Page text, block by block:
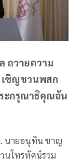
ถวายความ
เชิญชวนพสก
ะกรุณาธิคุณอัน
. นายอนุทิน ชาญ
นโทรทัศน์รวม